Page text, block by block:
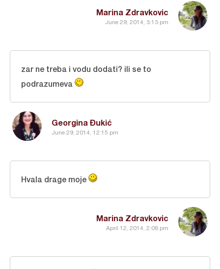
Marina Zdravkovic
June 29, 2014, 3:13 pm
Georgina Đukić
June 29, 2014, 12:15 pm
zar ne treba i vodu dodati? ili se to
podrazumeva
Marina Zdravkovic
April 12, 2014, 2:08 pm
Hvala drage moje